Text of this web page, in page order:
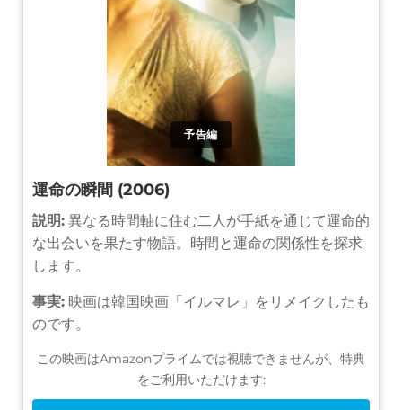
予告編
運命の瞬間 (2006)
説明: 異なる時間軸に住む二人が手紙を通じて運命的
な出会いを果たす物語。時間と運命の関係性を探求
します。
事実: 映画は韓国映画「イルマレ」をリメイクしたも
のです。
この映画はAmazonプライムでは視聴できませんが、特典
をご利用いただけます: